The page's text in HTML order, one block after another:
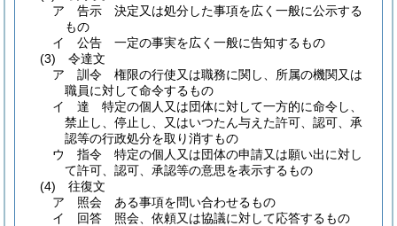
ア
告示 決定又は処分した事項を広く一般に公示する
もの
イ
公告 一定の事実を広く一般に告知するもの
(3)
令達文
ア
訓令 権限の行使又は職務に関し、所属の機関又は
職員に対して命令するもの
イ
達 特定の個人又は団体に対して一方的に命令し、
禁止し、停止し、又はいつたん与えた許可、認可、承
認等の行政処分を取り消すもの
ウ
指令 特定の個人又は団体の申請又は願い出に対し
て許可、認可、承認等の意思を表示するもの
(4)
往復文
ア
照会 ある事項を問い合わせるもの
イ
回答 照会、依頼又は協議に対して応答するもの